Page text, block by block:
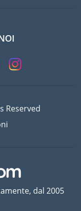
Reserved
dal 2005